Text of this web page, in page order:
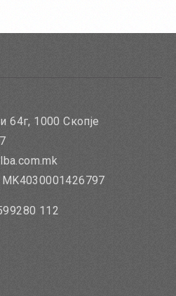
64г, 1000 Скопје
112